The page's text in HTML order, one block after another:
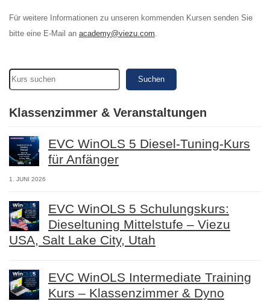
Für weitere Informationen zu unseren kommenden Kursen senden Sie
bitte eine E-Mail an academy@viezu.com.
Suchen
Klassenzimmer & Veranstaltungen
EVC WinOLS 5 Diesel-Tuning-Kurs
für Anfänger
1. JUNI 2026
EVC WinOLS 5 Schulungskurs:
Dieseltuning Mittelstufe – Viezu
USA, Salt Lake City, Utah
EVC WinOLS Intermediate Training
Kurs – Klassenzimmer & Dyno